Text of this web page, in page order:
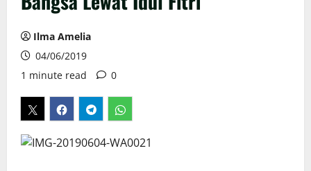
Ilma Amelia
04/06/2019
1 minute read
0